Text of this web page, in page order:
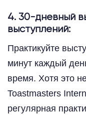
4. 30-дневный
выступлений:
Практикуйте
минут каждый
время. Хотя это
Toastmasters
регулярная